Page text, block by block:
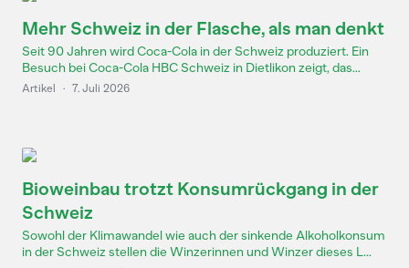
Mehr Schweiz in der Flasche, als man denkt
Seit 90 Jahren wird Coca-Cola in der Schweiz produziert. Ein
Besuch bei Coca-Cola HBC Schweiz in Dietlikon zeigt, das...
Artikel · 7. Juli 2026
Bioweinbau trotzt Konsumrückgang in der
Schweiz
Sowohl der Klimawandel wie auch der sinkende Alkoholkonsum
in der Schweiz stellen die Winzerinnen und Winzer dieses L...